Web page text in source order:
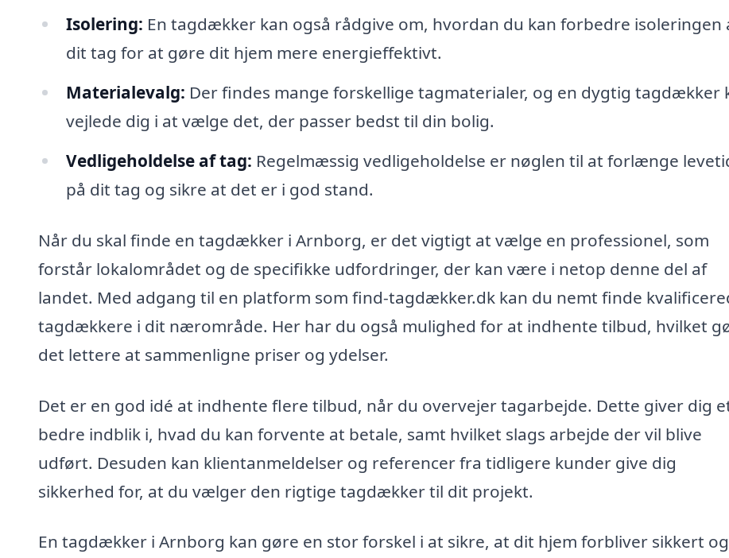
Isolering: En tagdækker kan også rådgive om, hvordan du kan forbedre isoleringen
dit tag for at gøre dit hjem mere energieffektivt.
Materialevalg: Der findes mange forskellige tagmaterialer, og en dygtig tagdækker
vejlede dig i at vælge det, der passer bedst til din bolig.
Vedligeholdelse af tag: Regelmæssig vedligeholdelse er nøglen til at forlænge
på dit tag og sikre at det er i god stand.
Når du skal finde en tagdækker i Arnborg, er det vigtigt at vælge en professionel, som
forstår lokalområdet og de specifikke udfordringer, der kan være i netop denne del af
landet. Med adgang til en platform som find-tagdækker.dk kan du nemt finde
tagdækkere i dit nærområde. Her har du også mulighed for at indhente tilbud, hvilket
det lettere at sammenligne priser og ydelser.
Det er en god idé at indhente flere tilbud, når du overvejer tagarbejde. Dette giver dig
bedre indblik i, hvad du kan forvente at betale, samt hvilket slags arbejde der vil blive
udført. Desuden kan klientanmeldelser og referencer fra tidligere kunder give dig
sikkerhed for, at du vælger den rigtige tagdækker til dit projekt.
En tagdækker i Arnborg kan gøre en stor forskel i at sikre, at dit hjem forbliver sikkert og